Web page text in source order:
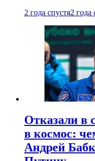
2 года спустя2 года
Отказали в
в космос:
Андрей